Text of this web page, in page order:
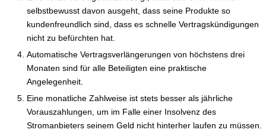
selbstbewusst davon ausgeht, dass seine Produkte so
kundenfreundlich sind, dass es schnelle Vertragskündigungen
nicht zu befürchten hat.
Automatische Vertragsverlängerungen von höchstens drei
Monaten sind für alle Beteiligten eine praktische
Angelegenheit.
Eine monatliche Zahlweise ist stets besser als jährliche
Vorauszahlungen, um im Falle einer Insolvenz des
Stromanbieters seinem Geld nicht hinterher laufen zu müssen.